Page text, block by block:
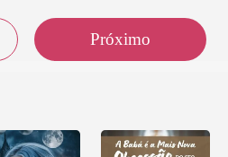
Próximo